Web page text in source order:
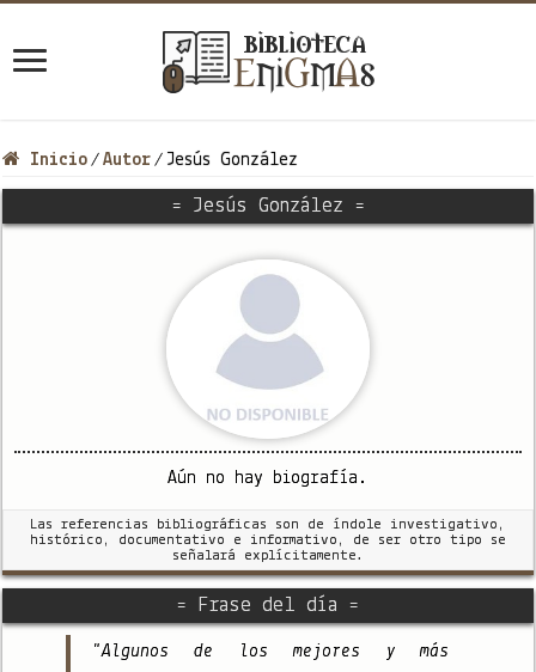
Inicio / Autor / Jesús González
= Jesús González =
Aún no hay biografía.
Las referencias bibliográficas son de índole investigativo,
histórico, documentativo e informativo, de ser otro tipo se
señalará explícitamente.
= Frase del día =
"Algunos de los mejores y más